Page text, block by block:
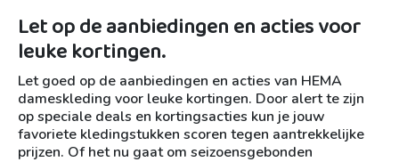
Let op de aanbiedingen en acties voor
leuke kortingen.
Let goed op de aanbiedingen en acties van HEMA
dameskleding voor leuke kortingen. Door alert te zijn
op speciale deals en kortingsacties kun je jouw
favoriete kledingstukken scoren tegen aantrekkelijke
prijzen. Of het nu gaat om seizoensgebonden